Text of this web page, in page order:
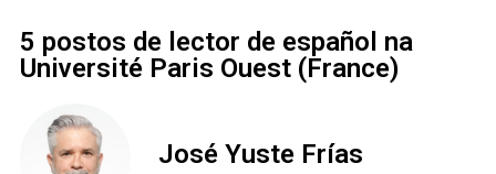
5 postos de lector de español na
Université Paris Ouest (France)
José Yuste Frías